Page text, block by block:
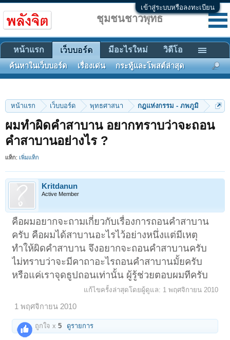
เข้าสู่ระบบหรือลงทะเบียน
หน้าแรก เว็บบอร์ด พุทธศาสนา กฎแห่งกรรม - ภพภูมิ
ผมทำผิดคำสาบาน อยากทราบว่าจะถอน
คำสาบานอย่างไร ?
แท็ก: เพิ่มแท็ก
Kritdanun
Active Member
คือผมอยากจะถามเกี่ยวกับเรื่องการถอนคำสาบาน
ครับ คือผมได้สาบานอะไรไว้อย่างหนึ่งแต่มีเหตุ
ทำให้ผิดคำสาบาน จึงอยากจะถอนคำสาบานครับ
ไม่ทราบว่าจะมีคาถาอะไรถอนคำสาบานมั้ยครับ
หรือแค่เราจุดธูปถอนเท่านั้น ผู้รู้ช่วยตอบผมทีครับ
แก้ไขครั้งล่าสุดโดยผู้ดูแล: 1 พฤศจิกายน 2010
1 พฤศจิกายน 2010
ถูกใจ x5 ดูรายการ
ชุมชนชาวพุทธ
หน้าแรก เว็บบอร์ด
ค้นหาในเว็บบอร์ด เรื่องเด่น กระทู้และโพสต์ล่าสุด
มีอะไรใหม่ วิดีโอ